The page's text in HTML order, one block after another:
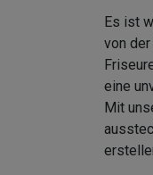
Es ist
von
eine
Mit